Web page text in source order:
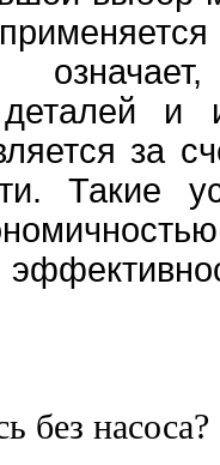
деталей
за
Такие
без насоса?